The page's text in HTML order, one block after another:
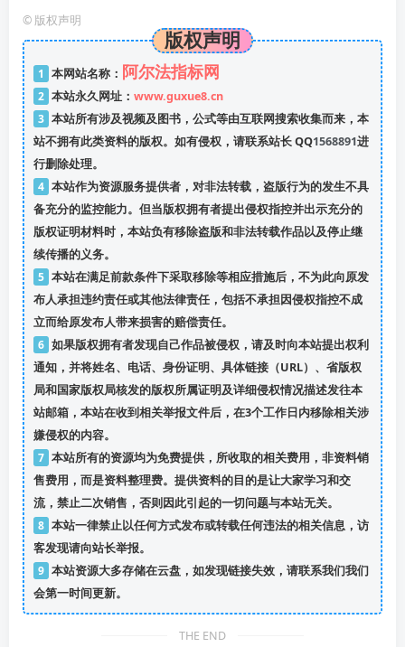
© 版权声明
版权声明
1 本网站名称： 阿尔法指标网
2 本站永久网址： www.guxue8.cn
3 本站所有涉及视频及图书，公式等由互联网搜索收集而来，本
站不拥有此类资料的版权。如有侵权，请联系站长 QQ1568891进
行删除处理。
4 本站作为资源服务提供者，对非法转载，盗版行为的发生不具
备充分的监控能力。但当版权拥有者提出侵权指控并出示充分的
版权证明材料时，本站负有移除盗版和非法转载作品以及停止继
续传播的义务。
5 本站在满足前款条件下采取移除等相应措施后，不为此向原发
布人承担违约责任或其他法律责任，包括不承担因侵权指控不成
立而给原发布人带来损害的赔偿责任。
6 如果版权拥有者发现自己作品被侵权，请及时向本站提出权利
通知，并将姓名、电话、身份证明、具体链接（URL）、省版权
局和国家版权局核发的版权所属证明及详细侵权情况描述发往本
站邮箱，本站在收到相关举报文件后，在3个工作日内移除相关涉
嫌侵权的内容。
7 本站所有的资源均为免费提供，所收取的相关费用，非资料销
售费用，而是资料整理费。提供资料的目的是让大家学习和交
流，禁止二次销售，否则因此引起的一切问题与本站无关。
8 本站一律禁止以任何方式发布或转载任何违法的相关信息，访
客发现请向站长举报。
9 本站资源大多存储在云盘，如发现链接失效，请联系我们我们
会第一时间更新。
THE END